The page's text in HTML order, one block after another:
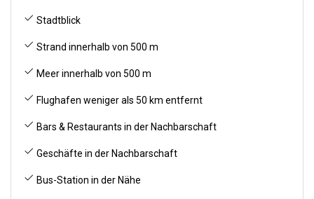
Stadtblick
Strand innerhalb von 500 m
Meer innerhalb von 500 m
Flughafen weniger als 50 km entfernt
Bars & Restaurants in der Nachbarschaft
Geschäfte in der Nachbarschaft
Bus-Station in der Nähe